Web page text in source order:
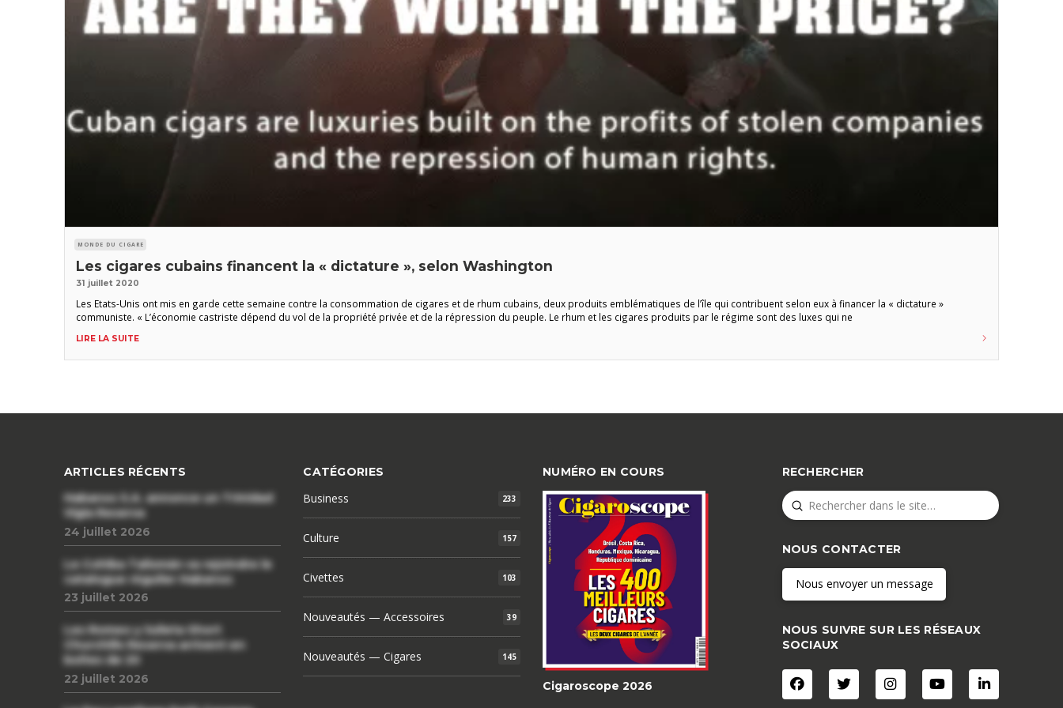
MONDE DU CIGARE
Les cigares cubains financent la « dictature », selon Washington
31 juillet 2020
Les Etats-Unis ont mis en garde cette semaine contre la consommation de cigares et de rhum cubains, deux produits emblématiques de l’île qui contribuent selon eux à financer la « dictature »
communiste. « L’économie castriste dépend du vol de la propriété privée et de la répression du peuple. Le rhum et les cigares produits par le régime sont des luxes qui ne
LIRE LA SUITE
ARTICLES RÉCENTS
Habanos S.A. annonce un Trinidad
Vigia Reserva
24 juillet 2026
Le Cohiba Talismán va rejoindre le
catalogue régulier Habanos
23 juillet 2026
Les Romeo y Julieta Short
Churchills Reserva arrivent en
boîtes de 20
22 juillet 2026
CATÉGORIES
Business 233
Culture 157
Civettes 103
Nouveautés — Accessoires 39
Nouveautés — Cigares 145
NUMÉRO EN COURS
Cigaroscope 2026
RECHERCHER
Search
Submit
NOUS CONTACTER
Nous envoyer un message
NOUS SUIVRE SUR LES RÉSEAUX
SOCIAUX